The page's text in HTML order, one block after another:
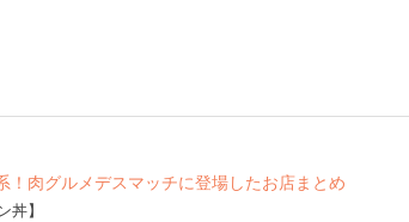
！肉グルメデスマッチに登場したお店まとめ
】